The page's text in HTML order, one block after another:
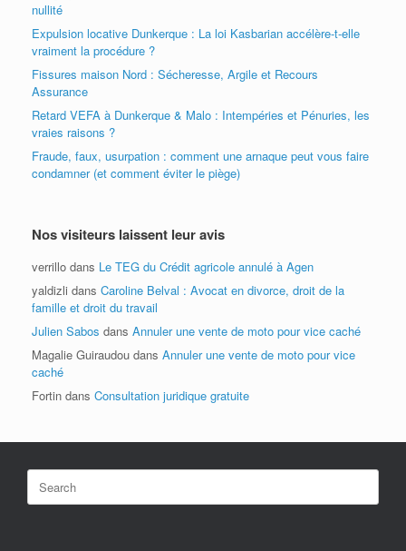
nullité
Expulsion locative Dunkerque : La loi Kasbarian accélère-t-elle
vraiment la procédure ?
Fissures maison Nord : Sécheresse, Argile et Recours
Assurance
Retard VEFA à Dunkerque & Malo : Intempéries et Pénuries, les
vraies raisons ?
Fraude, faux, usurpation : comment une arnaque peut vous faire
condamner (et comment éviter le piège)
Nos visiteurs laissent leur avis
verrillo dans Le TEG du Crédit agricole annulé à Agen
yaldizli dans Caroline Belval : Avocat en divorce, droit de la
famille et droit du travail
Julien Sabos dans Annuler une vente de moto pour vice caché
Magalie Guiraudou dans Annuler une vente de moto pour vice
caché
Fortin dans Consultation juridique gratuite
Search
for: